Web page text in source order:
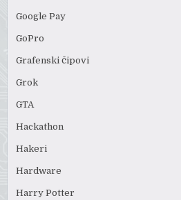
Google Pay
GoPro
Grafenski čipovi
Grok
GTA
Hackathon
Hakeri
Hardware
Harry Potter